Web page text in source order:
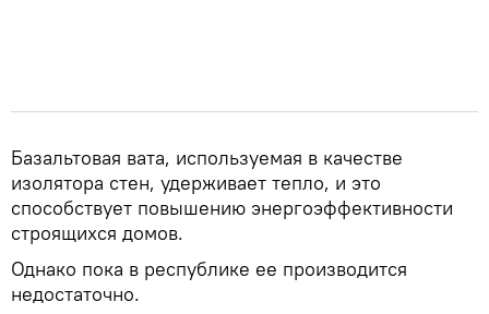
Базальтовая вата, используемая в качестве
изолятора стен, удерживает тепло, и это
способствует повышению энергоэффективности
строящихся домов.
Однако пока в республике ее производится
недостаточно.